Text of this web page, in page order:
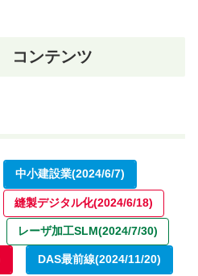
コンテンツ
中小建設業(2024/6/7)
縫製デジタル化(2024/6/18)
レーザ加工SLM(2024/7/30)
DAS最前線(2024/11/20)